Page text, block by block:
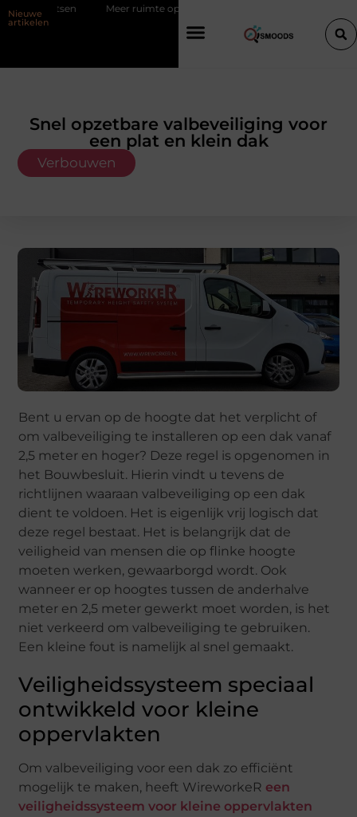
Nieuwe
artikelen
Meer ruimte op zolder met een prefab dakkapel
Snel opzetbare valbeveiliging voor
een plat en klein dak
Verbouwen
Bent u ervan op de hoogte dat het verplicht of
om valbeveiliging te installeren op een dak vanaf
2,5 meter en hoger? Deze regel is opgenomen in
het Bouwbesluit. Hierin vindt u tevens de
richtlijnen waaraan valbeveiliging op een dak
dient te voldoen. Het is eigenlijk vrij logisch dat
deze regel bestaat. Het is belangrijk dat de
veiligheid van mensen die op flinke hoogte
moeten werken, gewaarborgd wordt. Ook
wanneer er op hoogtes tussen de anderhalve
meter en 2,5 meter gewerkt moet worden, is het
niet verkeerd om valbeveiliging te gebruiken.
Een kleine fout is namelijk al snel gemaakt.
Veiligheidssysteem speciaal
ontwikkeld voor kleine
oppervlakten
Om valbeveiliging voor een dak zo efficiënt
mogelijk te maken, heeft WireworkeR een
veiligheidssysteem voor kleine oppervlakten